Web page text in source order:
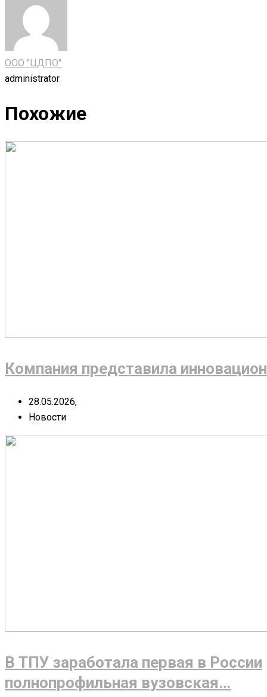
ООО "ЦДПО"
administrator
Похожие
Компания представила
28.05.2026,
Новости
В ТПУ заработала первая в России
полнопрофильная вузовская…